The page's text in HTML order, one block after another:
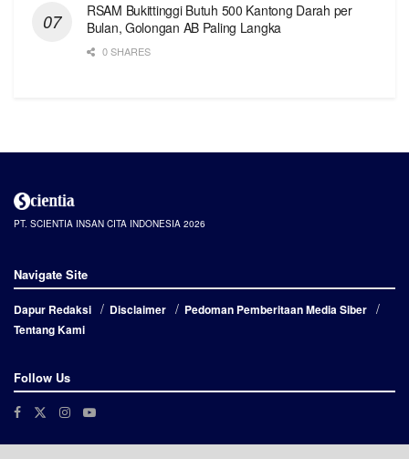
RSAM Bukittinggi Butuh 500 Kantong Darah per
Bulan, Golongan AB Paling Langka
0 SHARES
PT. SCIENTIA INSAN CITA INDONESIA 2026
Navigate Site
Dapur Redaksi Disclaimer
Pedoman Pemberitaan Media Siber
Tentang Kami
Follow Us